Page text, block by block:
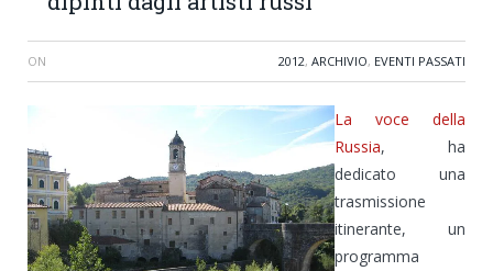
ON 2012, ARCHIVIO, EVENTI PASSATI
La voce della
Russia, ha
dedicato una
trasmissione
itinerante, un
programma